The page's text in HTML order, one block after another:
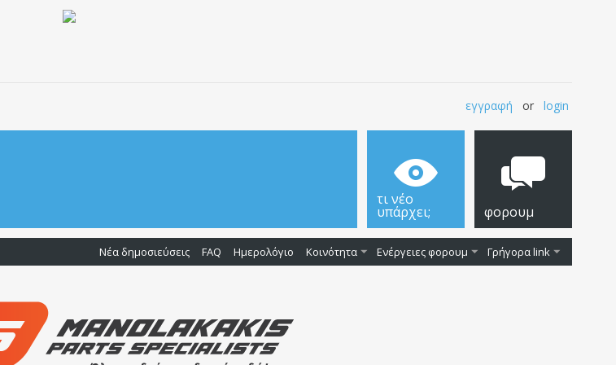
εγγραφή or login
τι νέο
υπάρχει; φορουμ
Νέα δημοσιεύσεις FAQ Ημερολόγιο Κοινότητα Ενέργειες φορουμ Γρήγορα link